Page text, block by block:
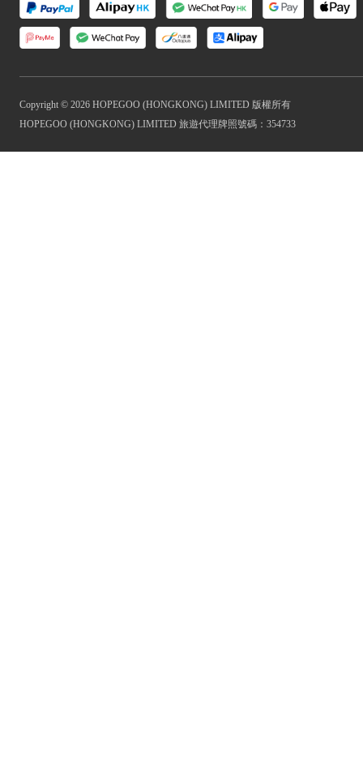
Copyright © 2026 HOPEGOO (HONGKONG) LIMITED 版權所有
HOPEGOO (HONGKONG) LIMITED 旅遊代理牌照號碼：354733